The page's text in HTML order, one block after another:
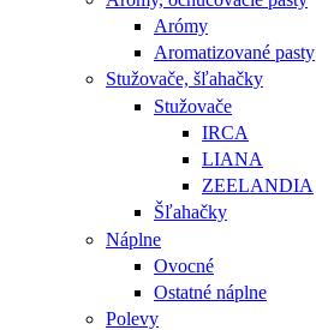
Arómy
Aromatizované pasty
Stužovače, šľahačky
Stužovače
IRCA
LIANA
ZEELANDIA
Šľahačky
Náplne
Ovocné
Ostatné náplne
Polevy